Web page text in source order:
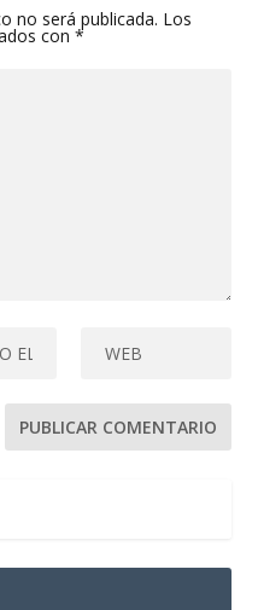
no será publicada. Los
con*